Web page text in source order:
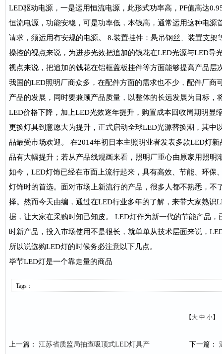
LED驱动电源，一是运用恒流电源，此形式功率高，PF值高达
恒流电源，功能安稳，可是功率低，本钱高，通常运用这种电源
请求，须运用有安规的电源。 8.装置挂件：悬吊钢丝、装置支架
操控的视点来说，为进步光效把追加的钱花在LED光源与LED导
视点来说，把追加的钱花在铝框盖板挂件等方面能够提高产品层
我国的LED照明厂商众多，在配件方面的需求也不少，配件厂商
产品的发展，同时要兼顾产品质量，以整体的长远发展为目标，
LED价格下降，加上LED光效逐年提升，购置成本回收周期明显
更换灯具到意愿大为提升，正式启动全球LED光源替换潮，其中
品最受市场欢迎。 在2014年初日本主照明业者发表多款LED灯
品有大幅提升；若从产品线规画来看，照明厂重心由原家用照明
如今，LED灯饰已经在市面上流行起来，具有高效、节能、环保
灯饰时的首选。面对市场上新流行的产品，很多人都不熟悉，不
择。然而今天由编，通过在LED行业多年的了解，来带大家熟识
据，让大家在采购时知己知皮。 LED灯作为新一代的节能产品
时新产品，投入市场使用不是很长，就单单从技术层面来说，
所以说选购LED灯的时候务必注意以下几点。
毕节LED灯是一个靠走量的商品
Tags：
【 大 中 小】
上一篇： 江苏省质监局抽查吸顶式LED灯具产 下一篇：